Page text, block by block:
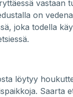
vastaan
on
joka todella
löytyy
Saarta